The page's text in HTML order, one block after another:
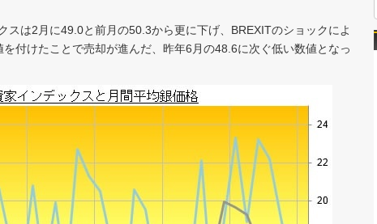
スは2月に49.0と前月の50.3から更に下げ、BREXITのショックによ
付けたことで売却が進んだ、昨年6月の48.6に次ぐ低い数値となっ